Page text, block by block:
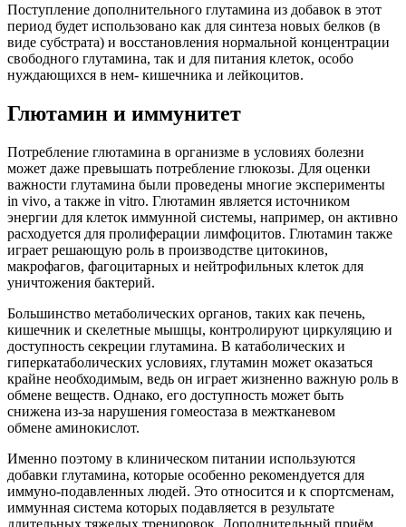
Поступление дополнительного глутамина из добавок в этот
период будет использовано как для синтеза новых белков (в
виде субстрата) и восстановления нормальной концентрации
свободного глутамина, так и для питания клеток, особо
нуждающихся в нем- кишечника и лейкоцитов.
Глютамин и иммунитет
Потребление глютамина в организме в условиях болезни
может даже превышать потребление глюкозы. Для оценки
важности глутамина были проведены многие эксперименты
in vivo, а также in vitro. Глютамин является источником
энергии для клеток иммунной системы, например, он активно
расходуется для пролиферации лимфоцитов. Глютамин также
играет решающую роль в производстве цитокинов,
макрофагов, фагоцитарных и нейтрофильных клеток для
уничтожения бактерий.
Большинство метаболических органов, таких как печень,
кишечник и скелетные мышцы, контролируют циркуляцию и
доступность секреции глутамина. В катаболических и
гиперкатаболических условиях, глутамин может оказаться
крайне необходимым, ведь он играет жизненно важную роль в
обмене веществ. Однако, его доступность может быть
снижена из-за нарушения гомеостаза в межтканевом
обмене аминокислот.
Именно поэтому в клиническом питании используются
добавки глутамина, которые особенно рекомендуется для
иммуно-подавленных людей. Это относится и к спортсменам,
иммунная система которых подавляется в результате
длительных тяжелых тренировок. Дополнительный приём